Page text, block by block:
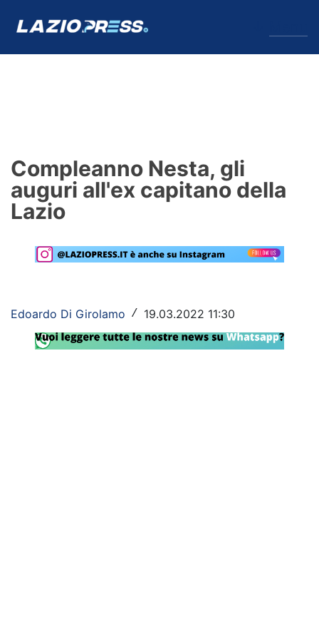
Formello
Infortuni
Primavera
Lazio Women
Rassegna Lazio
Compleanno Nesta, gli
auguri all'ex capitano della
Lazio
Edoardo Di Girolamo / 19.03.2022 11:30